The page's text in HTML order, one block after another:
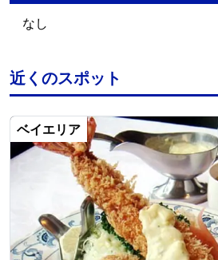
なし
近くのスポット
ベイエリア